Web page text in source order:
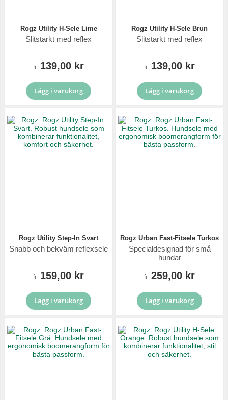
Rogz Utility H-Sele Lime
Slitstarkt med reflex
fr. 139,00 kr
Lägg i varukorg
Rogz Utility H-Sele Brun
Slitstarkt med reflex
fr. 139,00 kr
Lägg i varukorg
Rogz Utility Step-In Svart
Snabb och bekväm reflexsele
fr. 159,00 kr
Lägg i varukorg
Rogz Urban Fast-Fitsele Turkos
Specialdesignad för små
hundar
fr. 259,00 kr
Lägg i varukorg